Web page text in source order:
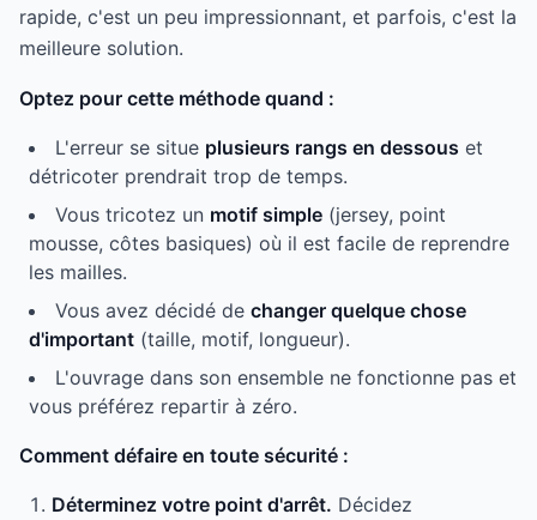
rapide, c'est un peu impressionnant, et parfois, c'est la
meilleure solution.
Optez pour cette méthode quand :
L'erreur se situe plusieurs rangs en dessous et
détricoter prendrait trop de temps.
Vous tricotez un motif simple (jersey, point
mousse, côtes basiques) où il est facile de reprendre
les mailles.
Vous avez décidé de changer quelque chose
d'important (taille, motif, longueur).
L'ouvrage dans son ensemble ne fonctionne pas et
vous préférez repartir à zéro.
Comment défaire en toute sécurité :
Déterminez votre point d'arrêt. Décidez